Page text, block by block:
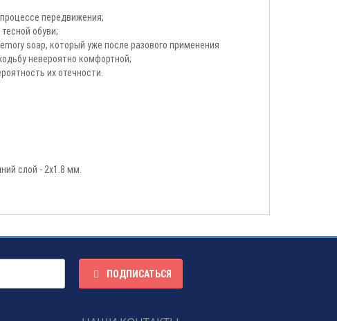
передвижения;
обуви;
soap, который уже после разового применения
невероятно комфортной;
их отечности.
слой - 2x1.8 мм.
ПОДПИСАТЬСЯ